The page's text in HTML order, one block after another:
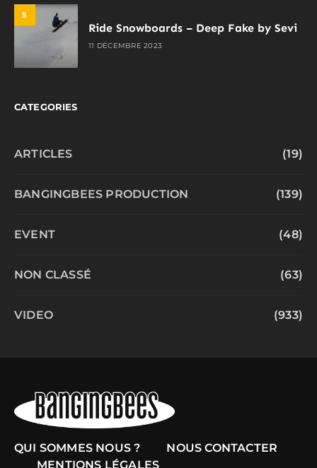
5
Ride Snowboards – Deep Fake by Sevi
11 DÉCEMBRE 2023
CATEGORIES
ARTICLES (19)
BANGINGBEES PRODUCTION (139)
EVENT (48)
NON CLASSÉ (63)
VIDEO (933)
QUI SOMMES NOUS ?
NOUS CONTACTER
MENTIONS LÉGALES